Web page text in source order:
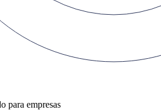
para empresas